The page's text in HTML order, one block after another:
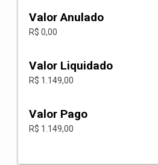
Valor Anulado
R$ 0,00
Valor Liquidado
R$ 1.149,00
Valor Pago
R$ 1.149,00